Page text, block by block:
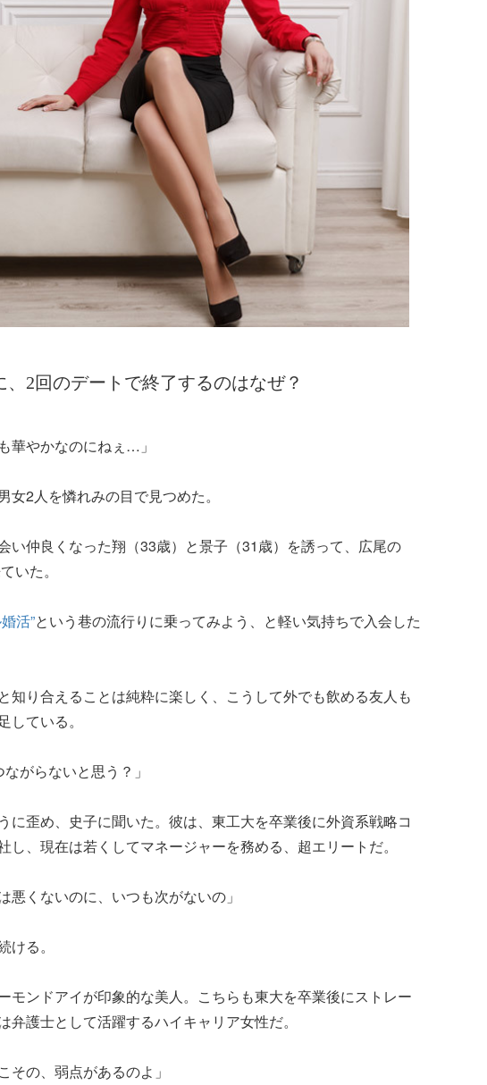
2回のデートで終了するのはなぜ？
華やかなのにねぇ…」
2人を憐れみの目で見つめた。
い仲良くなった翔（33歳）と景子（31歳）を誘って、広尾の
いた。
活”という巷の流行りに乗ってみよう、と軽い気持ちで入会した
知り合えることは純粋に楽しく、こうして外でも飲める友人も
ている。
がらないと思う？」
に歪め、史子に聞いた。彼は、東工大を卒業後に外資系戦略コ
し、現在は若くしてマネージャーを務める、超エリートだ。
悪くないのに、いつも次がないの」
る。
モンドアイが印象的な美人。こちらも東大を卒業後にストレー
弁護士として活躍するハイキャリア女性だ。
その、弱点があるのよ」